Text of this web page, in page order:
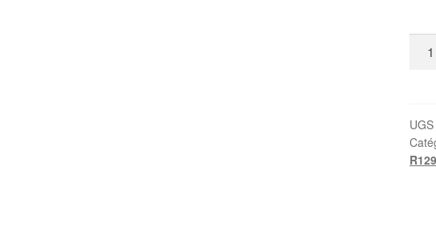
-
UGS
R129